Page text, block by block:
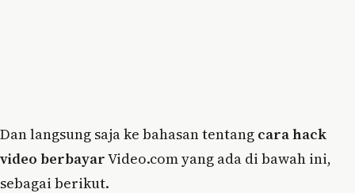
Dan langsung saja ke bahasan tentang cara hack
video berbayarVideo.com yang ada di bawah ini,
sebagai berikut.